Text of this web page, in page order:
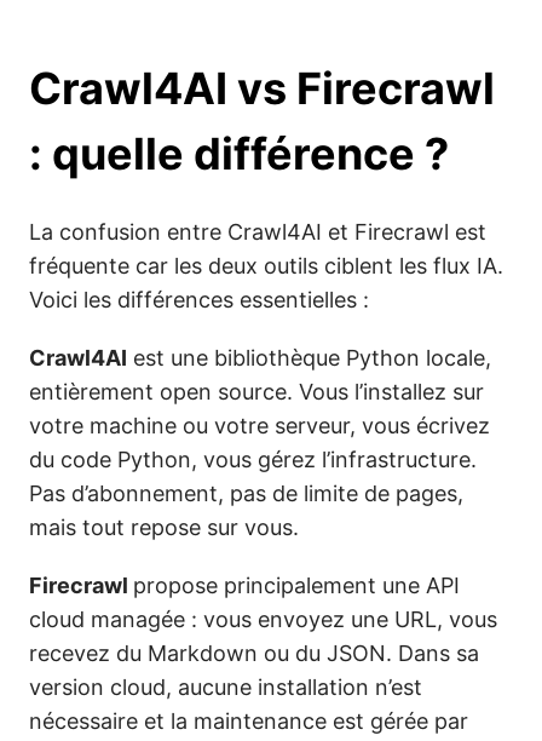
Crawl4AI vs Firecrawl
: quelle différence ?
La confusion entre Crawl4AI et Firecrawl est
fréquente car les deux outils ciblent les flux IA.
Voici les différences essentielles :
Crawl4AI est une bibliothèque Python locale,
entièrement open source. Vous l’installez sur
votre machine ou votre serveur, vous écrivez
du code Python, vous gérez l’infrastructure.
Pas d’abonnement, pas de limite de pages,
mais tout repose sur vous.
Firecrawl propose principalement une API
cloud managée : vous envoyez une URL, vous
recevez du Markdown ou du JSON. Dans sa
version cloud, aucune installation n’est
nécessaire et la maintenance est gérée par